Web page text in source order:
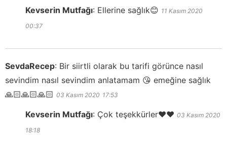
Kevserin Mutfağı: Ellerine sağlık😊 11 Kasım 2020
00:37
SevdaRecep: Bir siirtli olarak bu tarifi görünce nasıl
sevindim nasıl sevindim anlatamam 😘 emeğine sağlık
🙏🏻🙏🏻🙏🏻 03 Kasım 2020 17:53
Kevserin Mutfağı: Çok teşekkürler❤️❤️ 03 Kasım 2020
18:18